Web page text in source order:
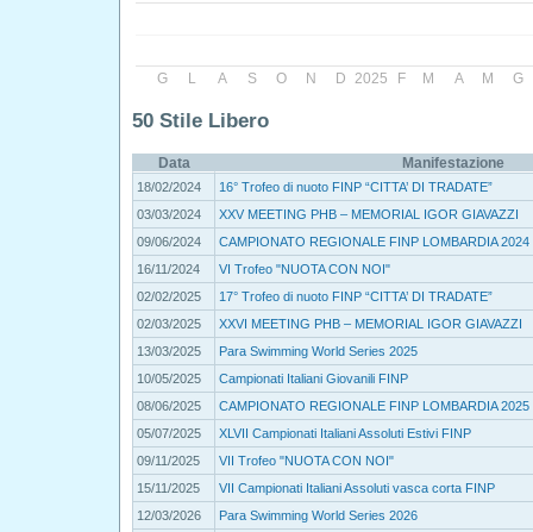
2025
G L A S O N D F M A M G
50 Stile Libero
Data Manifestazione
18/02/2024
16° Trofeo di nuoto FINP “CITTA’ DI TRADATE”
03/03/2024
XXV MEETING PHB – MEMORIAL IGOR GIAVAZZI
09/06/2024
CAMPIONATO REGIONALE FINP LOMBARDIA 2024
16/11/2024
VI Trofeo "NUOTA CON NOI"
02/02/2025
17° Trofeo di nuoto FINP “CITTA’ DI TRADATE”
02/03/2025
XXVI MEETING PHB – MEMORIAL IGOR GIAVAZZI
13/03/2025
Para Swimming World Series 2025
10/05/2025
Campionati Italiani Giovanili FINP
08/06/2025
CAMPIONATO REGIONALE FINP LOMBARDIA 2025
05/07/2025
XLVII Campionati Italiani Assoluti Estivi FINP
09/11/2025
VII Trofeo "NUOTA CON NOI"
15/11/2025
VII Campionati Italiani Assoluti vasca corta FINP
12/03/2026
Para Swimming World Series 2026